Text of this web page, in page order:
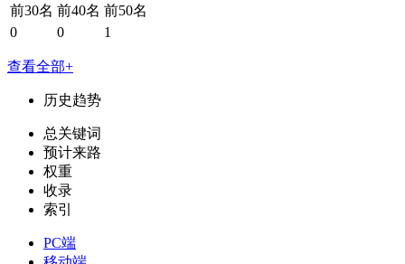
前30名 前40名 前50名
0
0 1
查看全部+
历史趋势
总关键词
预计来路
权重
收录
索引
PC端